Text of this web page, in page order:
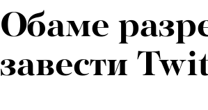
Обаме
завести